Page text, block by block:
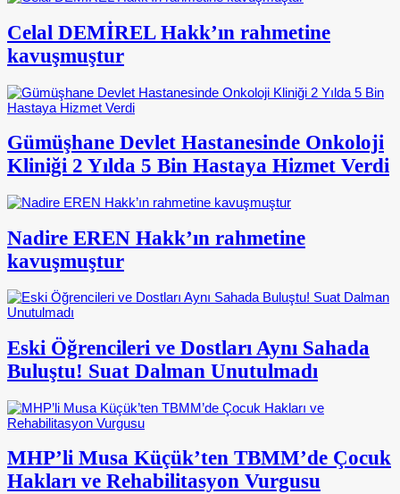
Celal DEMİREL Hakk’ın rahmetine
kavuşmuştur
Gümüşhane Devlet Hastanesinde Onkoloji
Kliniği 2 Yılda 5 Bin Hastaya Hizmet Verdi
Nadire EREN Hakk’ın rahmetine
kavuşmuştur
Eski Öğrencileri ve Dostları Aynı Sahada
Buluştu! Suat Dalman Unutulmadı
MHP’li Musa Küçük’ten TBMM’de Çocuk
Hakları ve Rehabilitasyon Vurgusu